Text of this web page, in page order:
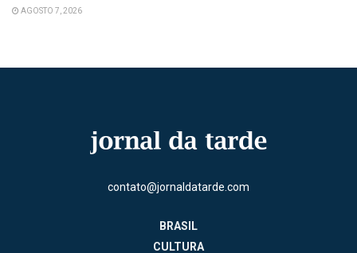
AGOSTO 7, 2026
contato@jornaldatarde.com
BRASIL
CULTURA